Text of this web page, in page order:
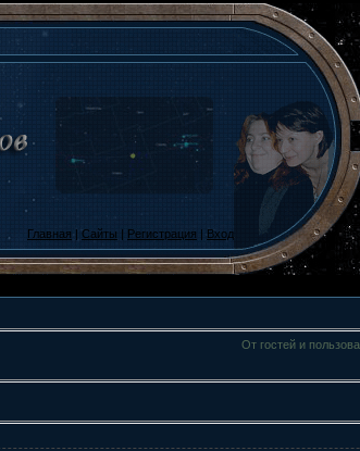
Главная| Сайты | Регистрация | Вход
От гостей и